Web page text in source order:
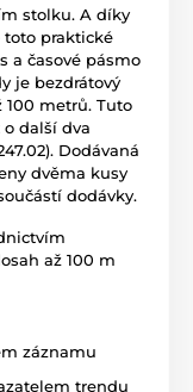
stolku. A díky
praktické
a časové pásmo
je bezdrátový
100 metrů. Tuto
další dva
Dodávaná
dvěma kusy
dodávky.
až 100 m
záznamu
trendu